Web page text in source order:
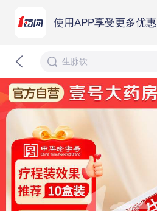
使用APP享受更多优惠
生脉饮